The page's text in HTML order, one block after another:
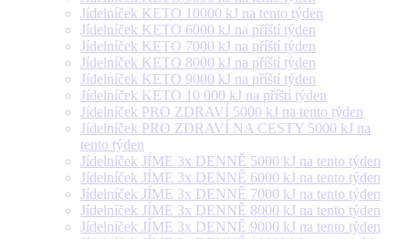
Jídelníček KETO 10000 kJ na tento týden
Jídelníček KETO 6000 kJ na příští týden
Jídelníček KETO 7000 kJ na příští týden
Jídelníček KETO 8000 kJ na příští týden
Jídelníček KETO 9000 kJ na příští týden
Jídelníček KETO 10 000 kJ na příští týden
Jídelníček PRO ZDRAVÍ 5000 kJ na tento týden
Jídelníček PRO ZDRAVÍ NA CESTY 5000 kJ na
tento týden
Jídelníček JÍME 3x DENNĚ 5000 kJ na tento týden
Jídelníček JÍME 3x DENNĚ 6000 kJ na tento týden
Jídelníček JÍME 3x DENNĚ 7000 kJ na tento týden
Jídelníček JÍME 3x DENNĚ 8000 kJ na tento týden
Jídelníček JÍME 3x DENNĚ 9000 kJ na tento týden